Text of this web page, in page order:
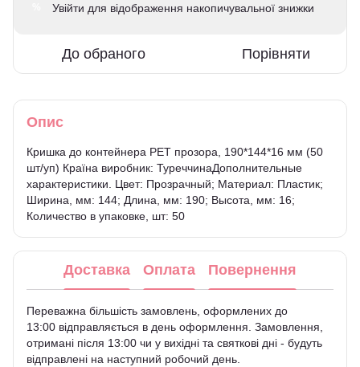
Увійти для відображення накопичувальної знижки
До обраного Порівняти
Опис
Кришка до контейнера РЕТ прозора, 190*144*16 мм (50
шт/уп) Країна виробник: ТуреччинаДополнительные
характеристики. Цвет: Прозрачный; Материал: Пластик;
Ширина, мм: 144; Длина, мм: 190; Высота, мм: 16;
Количество в упаковке, шт: 50
Доставка Оплата Повернення
Переважна більшість замовлень, оформлених до
13:00 відправляється в день оформлення. Замовлення,
отримані після 13:00 чи у вихідні та святкові дні - будуть
відправлені на наступний робочий день.